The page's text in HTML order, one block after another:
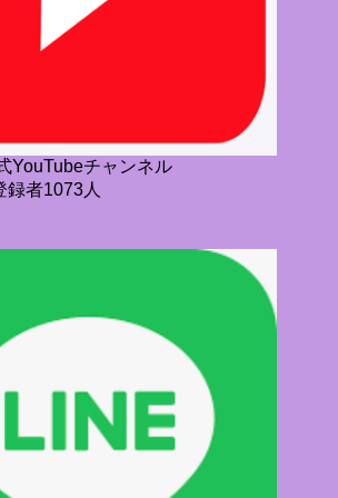
YouTubeチャンネル
録者1073人